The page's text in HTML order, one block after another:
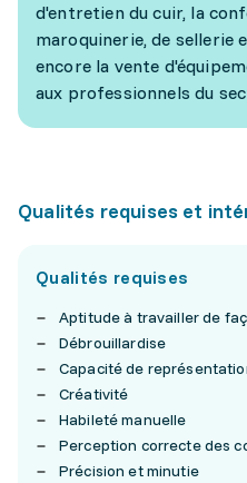
d'entretien du cuir, la
maroquinerie, de sellerie
encore la vente
aux professionnels du
Qualités requises et
Qualités requises
Aptitude à travailler de
Débrouillardise
Capacité de
Créativité
Habileté manuelle
Perception correcte des
Précision et minutie